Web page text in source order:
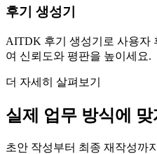
후기 생성기
AITDK 후기 생성기로 사용자
여 신뢰도와 평판을 높이세요.
더 자세히 살펴보기
실제 업무 방식에
초안 작성부터 최종 재작성까